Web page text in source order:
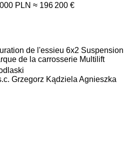
PLN ≈ 196 200 €
de l'essieu 6x2 Suspension
de la carrosserie Multilift
Grzegorz Kądziela Agnieszka